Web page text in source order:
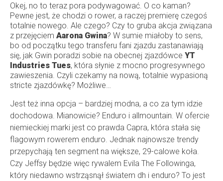
Okej, no to teraz pora podywagować. O co kaman?
Pewne jest, że chodzi o rower, a raczej premierę czegoś
totalnie nowego. Ale czego? Czy to gruba akcja związana
z przejęciem Aarona Gwina? W sumie miałoby to sens,
bo od początku tego transferu fani zjazdu zastanawiają
się, jak Gwin poradzi sobie na obecnej zjazdówce YT
Industries Tues, która słynie z mocno progresywnego
zawieszenia. Czyli czekamy na nową, totalnie wypasioną
stricte zjazdówkę? Możliwe…
Jest też inna opcja – bardziej modna, a co za tym idzie
dochodowa. Mianowicie? Enduro i allmountain. W ofercie
niemieckiej marki jest co prawda Capra, która stała się
flagowym rowerem enduro. Jednak najnowsze trendy
przepychają ten segment na większe, 29-calowe koła.
Czy Jeffsy będzie więc rywalem Evila The Followinga,
który niedawno wstrząsnął światem dh i enduro? To jest